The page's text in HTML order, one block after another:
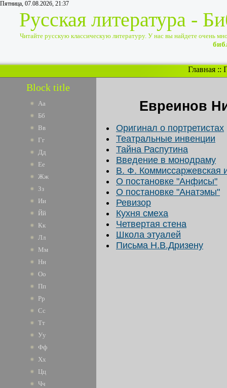
Пятница, 07.08.2026, 21:37
Русская литература -
Читайте русскую классическую литературу. У нас вы найдете очень
Главная ::
Block title
Аа
Бб
Вв
Гг
Дд
Ее
Жж
Зз
Ии
Йй
Кк
Лл
Мм
Нн
Оо
Пп
Рр
Сс
Тт
Уу
Фф
Хх
Цц
Чч
Евреинов
Оригинал о портретистах
Театральные инвенции
Тайна Распутина
Введение в монодраму
В. Ф. Коммиссаржевская
О постановке "Анфисы"
О постановке "Анатэмы"
Ревизор
Кухня смеха
Четвертая стена
Школа этуалей
Письма Н.В.Дризену